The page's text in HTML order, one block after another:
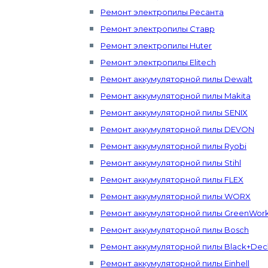
Ремонт электропилы Ресанта
Ремонт электропилы Ставр
Ремонт электропилы Huter
Ремонт электропилы Elitech
Ремонт аккумуляторной пилы Dewalt
Ремонт аккумуляторной пилы Makita
Ремонт аккумуляторной пилы SENIX
Ремонт аккумуляторной пилы DEVON
Ремонт аккумуляторной пилы Ryobi
Ремонт аккумуляторной пилы Stihl
Ремонт аккумуляторной пилы FLEX
Ремонт аккумуляторной пилы WORX
Ремонт аккумуляторной пилы
Ремонт аккумуляторной пилы Bosch
Ремонт аккумуляторной пилы
Ремонт аккумуляторной пилы Einhell